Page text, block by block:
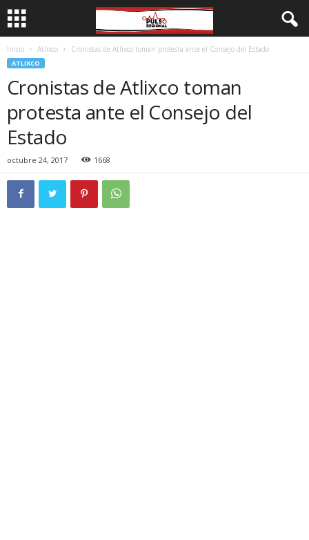
Inicio Atlixco Cronistas de Atlixco toman protesta ante el Consejo del Estado
ATLIXCO
Cronistas de Atlixco toman
protesta ante el Consejo del
Estado
octubre 24, 2017 1668